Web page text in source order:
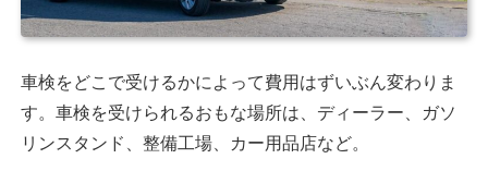
車検をどこで受けるかによって費用はずいぶん変わりま
す。車検を受けられるおもな場所は、ディーラー、ガソ
リンスタンド、整備工場、カー用品店など。